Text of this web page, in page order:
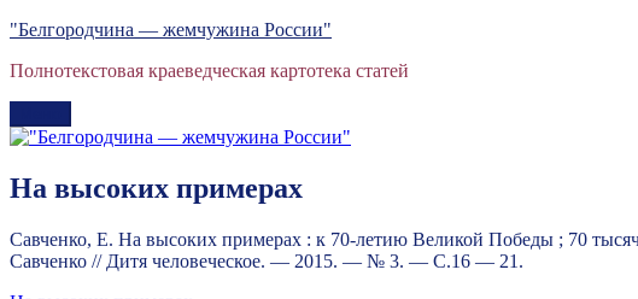
Перейти
содержимому
"Белгородчина — жемчужина России"
Полнотекстовая краеведческая картотека статей
На высоких примерах
Савченко, Е. На высоких примерах : к 70-летию Великой Победы ; 70
Савченко // Дитя человеческое. — 2015. — № 3. — С.16 — 21.